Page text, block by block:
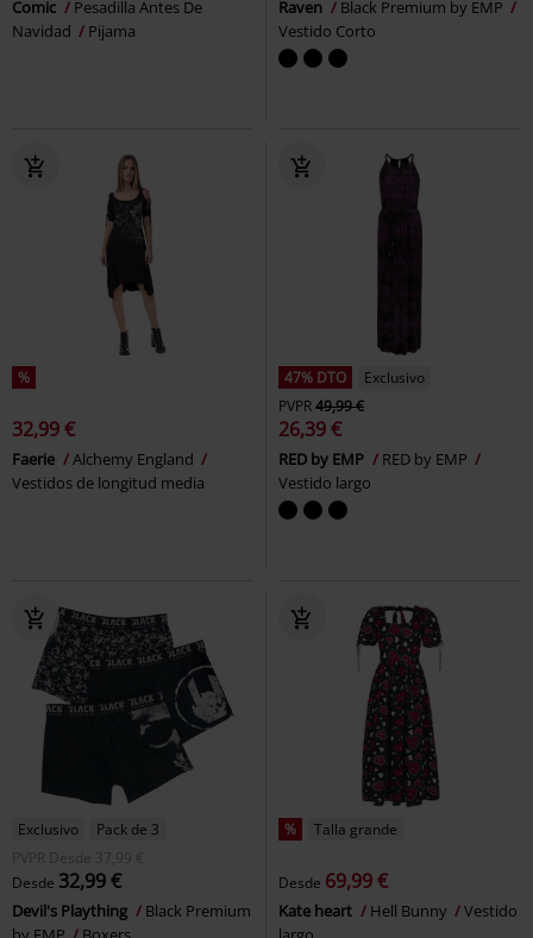
Comic
Pesadilla Antes De
Navidad
Pijama
Raven
Black Premium by EMP
Vestido Corto
%
32,99 €
Faerie
Alchemy England
Vestidos de longitud media
47% DTO
Exclusivo
PVPR49,99 €
26,39 €
RED by EMP
RED by EMP
Vestido largo
Exclusivo
Pack de 3
PVPR
Desde 37,99 €
Desde 32,99 €
Devil's Plaything
Black Premium
% Talla grande
Desde 69,99 €
Kate heart Hell Bunny
Vestido